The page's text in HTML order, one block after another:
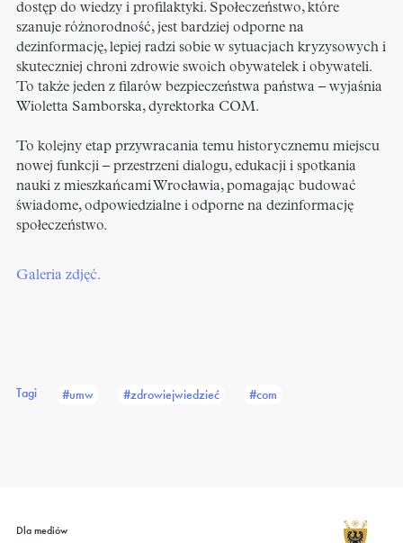
dostęp do wiedzy i profilaktyki. Społeczeństwo, które
szanuje różnorodność, jest bardziej odporne na
dezinformację, lepiej radzi sobie w sytuacjach kryzysowych i
skuteczniej chroni zdrowie swoich obywatelek i obywateli.
To także jeden z filarów bezpieczeństwa państwa – wyjaśnia
Wioletta Samborska, dyrektorka COM.
To kolejny etap przywracania temu historycznemu miejscu
nowej funkcji – przestrzeni dialogu, edukacji i spotkania
nauki z mieszkańcami Wrocławia, pomagając budować
świadome, odpowiedzialne i odporne na dezinformację
społeczeństwo.
Galeria zdjęć.
Tagi #umw #zdrowiejwiedzieć #com
Dla mediów